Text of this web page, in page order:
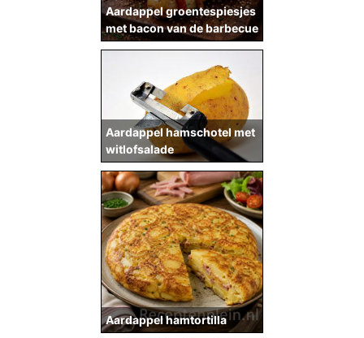
Aardappel groentespiesjes
met bacon van de barbecue
Aardappel hamschotel met
witlofsalade
Aardappel hamtortilla